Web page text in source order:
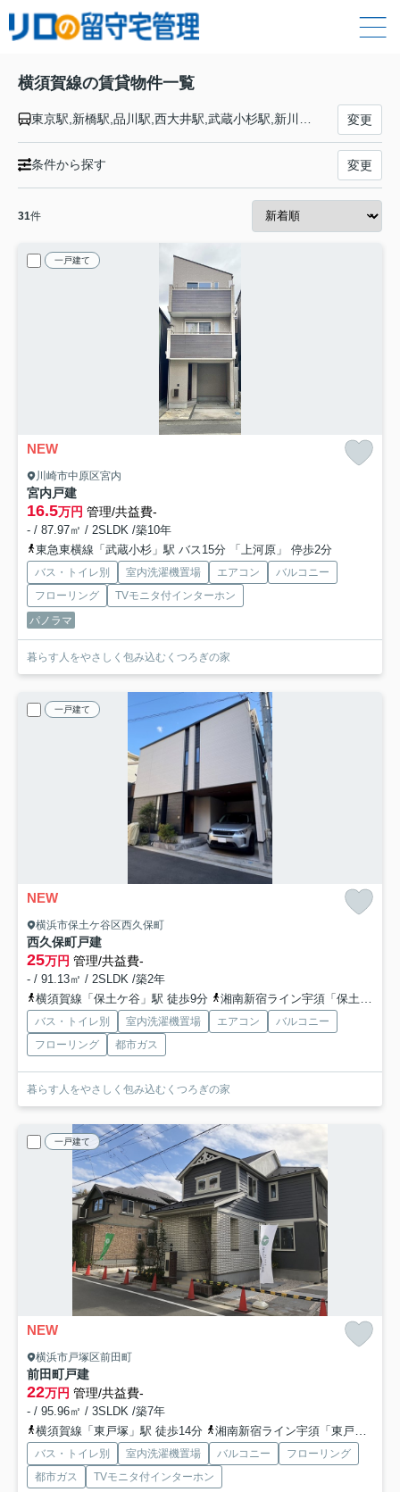
横須賀線の賃貸物件一覧
東京駅,新橋駅,品川駅,西大井駅,武蔵小杉駅,新川崎駅,横浜駅,保土ケ谷駅,東戸塚駅,戸塚駅,大船駅,北鎌倉駅,鎌倉駅,逗子駅,東逗子駅,田浦駅,横須賀駅,衣笠駅,久里浜駅 変更
条件から探す 変更
31件
一戸建て
NEW
川崎市中原区宮内
宮内戸建
16.5万円 管理/共益費-
- / 87.97㎡ / 2SLDK /築10年
東急東横線「武蔵小杉」駅 バス15分 「上河原」 停歩2分
バス・トイレ別 室内洗濯機置場 エアコン
バルコニー
フローリング
TVモニタ付インターホン
パノラマ
暮らす人をやさしく包み込むくつろぎの家
一戸建て
NEW
横浜市保土ケ谷区西久保町
西久保町戸建
25万円 管理/共益費-
- / 91.13㎡ / 2SLDK /築2年
横須賀線「保土ケ谷」駅 徒歩9分
湘南新宿ライン宇須「保土ケ谷」駅 徒歩9分
バス・トイレ別 室内洗濯機置場 エアコン
バルコニー
フローリング
都市ガス
暮らす人をやさしく包み込むくつろぎの家
一戸建て
NEW
横浜市戸塚区前田町
前田町戸建
22万円 管理/共益費-
- / 95.96㎡ / 3SLDK /築7年
横須賀線「東戸塚」駅 徒歩14分
湘南新宿ライン宇須「東戸塚」駅 徒歩14分
バス・トイレ別 室内洗濯機置場 バルコニー
フローリング
都市ガス
TVモニタ付インターホン